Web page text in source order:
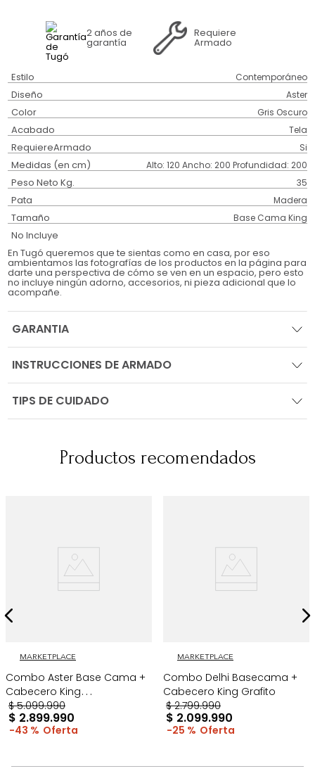
2 años de
garantía
Requiere
Armado
Estilo Contemporáneo
Diseño Aster
Color Gris Oscuro
Acabado Tela
RequiereArmado Si
Medidas (en cm) Alto: 120 Ancho: 200 Profundidad: 200
Peso Neto Kg. 35
Pata Madera
Tamaño Base Cama King
No Incluye
En Tugó queremos que te sientas como en casa, por eso
ambientamos las fotografías de los productos en la página para
darte una perspectiva de cómo se ven en un espacio, pero esto
no incluye ningún adorno, accesorios, ni pieza adicional que lo
acompañe.
GARANTIA
INSTRUCCIONES DE ARMADO
TIPS DE CUIDADO
Productos recomendados
MARKETPLACE
Combo Aster Base Cama +
Cabecero King
Taupe/Madera
$ 5.099.990
$ 2.899.990
43 %
MARKETPLACE
Combo Delhi Basecama +
Cabecero King Grafito
$ 2.799.990
$ 2.099.990
25 %